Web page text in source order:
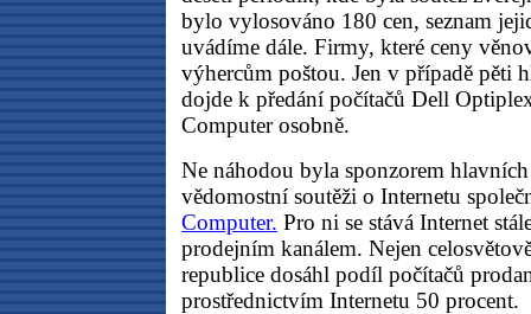
bylo vylosováno 180 cen, seznam
uvádíme dále. Firmy, které ceny
výhercům poštou. Jen v případě pěti
dojde k předání počítačů Dell
Computer osobně.
Ne náhodou byla sponzorem
vědomostní soutěži o Internetu
Computer. Pro ni se stává Internet
prodejním kanálem. Nejen
republice dosáhl podíl počítačů
prostřednictvím Internetu 50 procent.